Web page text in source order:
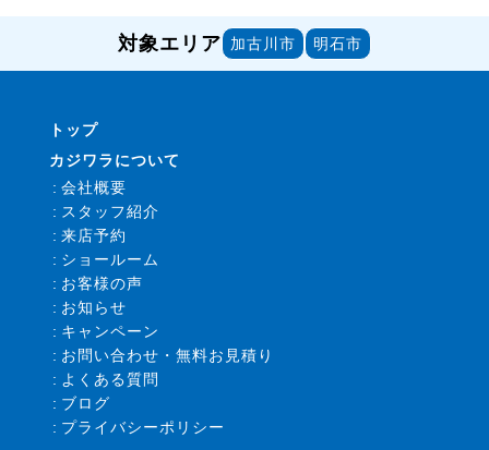
対象エリア 加古川市 明石市
トップ
カジワラについて
会社概要
スタッフ紹介
来店予約
ショールーム
お客様の声
お知らせ
キャンペーン
お問い合わせ・無料お見積り
よくある質問
ブログ
プライバシーポリシー